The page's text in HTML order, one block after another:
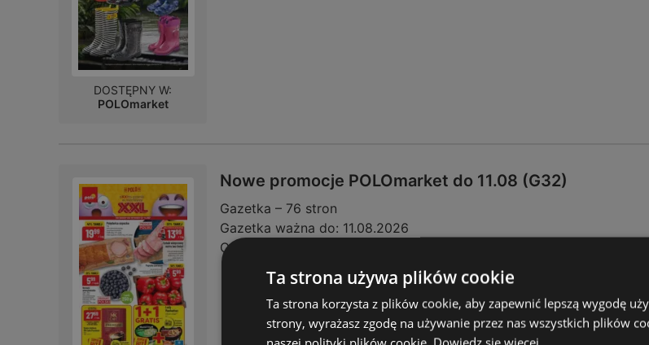
DOSTĘPNY W:
POLOmarket
Nowe promocje POLOmarket do 11.08 (G32)
Gazetka – 76 stron
Gazetka ważna do: 11.08.2026
Odległość:
Ta strona używa plików cookie
Ta strona korzysta z plików cookie, aby zapewnić lepszą wygodę
strony, wyrażasz zgodę na używanie przez nas wszystkich plików